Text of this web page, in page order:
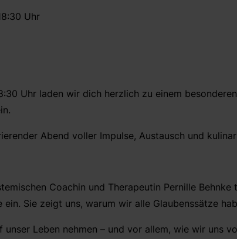
Uhr
Uhr laden wir dich herzlich zu einem
Abend voller Impulse, Austausch und
Coachin und Therapeutin Pernille
ein. Sie zeigt uns, warum wir alle Glaubenssätze
unser Leben nehmen – und vor allem, wie wir uns